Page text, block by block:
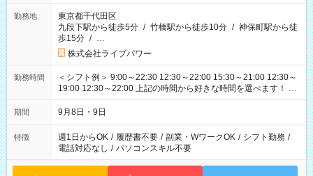
勤務地
東京都千代田区
九段下駅から徒歩5分 / 竹橋駅から徒歩10分 / 神保町駅から徒
歩15分 / …
株式会社ライブパワー
勤務時間
＜シフト例＞ 9:00～22:30 12:30～22:00 15:30～21:00 12:30～
19:00 12:30～22:00 上記の時間から好きな時間を選べます！ ※
時間は変更となる可能性があります
期間 9月8日・9日
特徴 週1日からOK / 履歴書不要 / 副業・WワークOK / シフト勤務 /
電話対応なし / パソコンスキル不要